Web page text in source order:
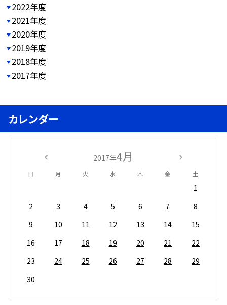
2022年度
2021年度
2020年度
2019年度
2018年度
2017年度
カレンダー
2017年4月
日 月 火 水 木 金 土
1
2
3 4 5 6 7
8
9
10 11 12 13 14
15
16
17 18 19 20 21
22
23
24 25 26 27 28
29
30